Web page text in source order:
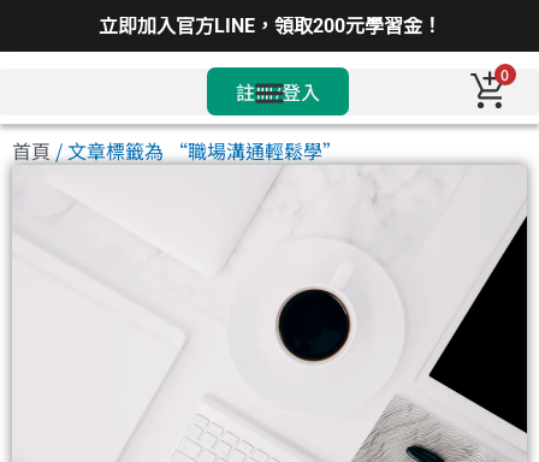
立即加入官方LINE，領取200元學習金！
註冊/登入
0
首頁 / 文章標籤為 “職場溝通輕鬆學”